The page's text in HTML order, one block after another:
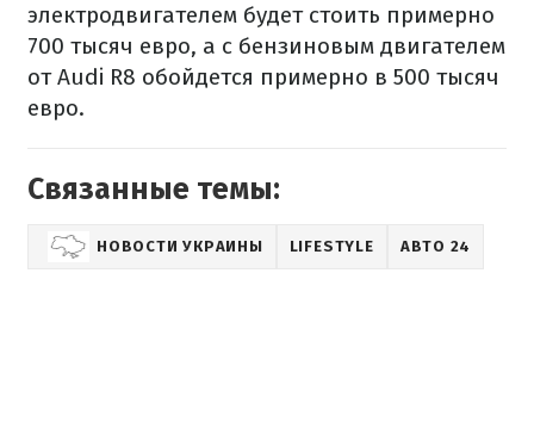
электродвигателем будет стоить примерно
700 тысяч евро, а с бензиновым двигателем
от Audi R8 обойдется примерно в 500 тысяч
евро.
Связанные темы:
НОВОСТИ УКРАИНЫ LIFESTYLE АВТО 24